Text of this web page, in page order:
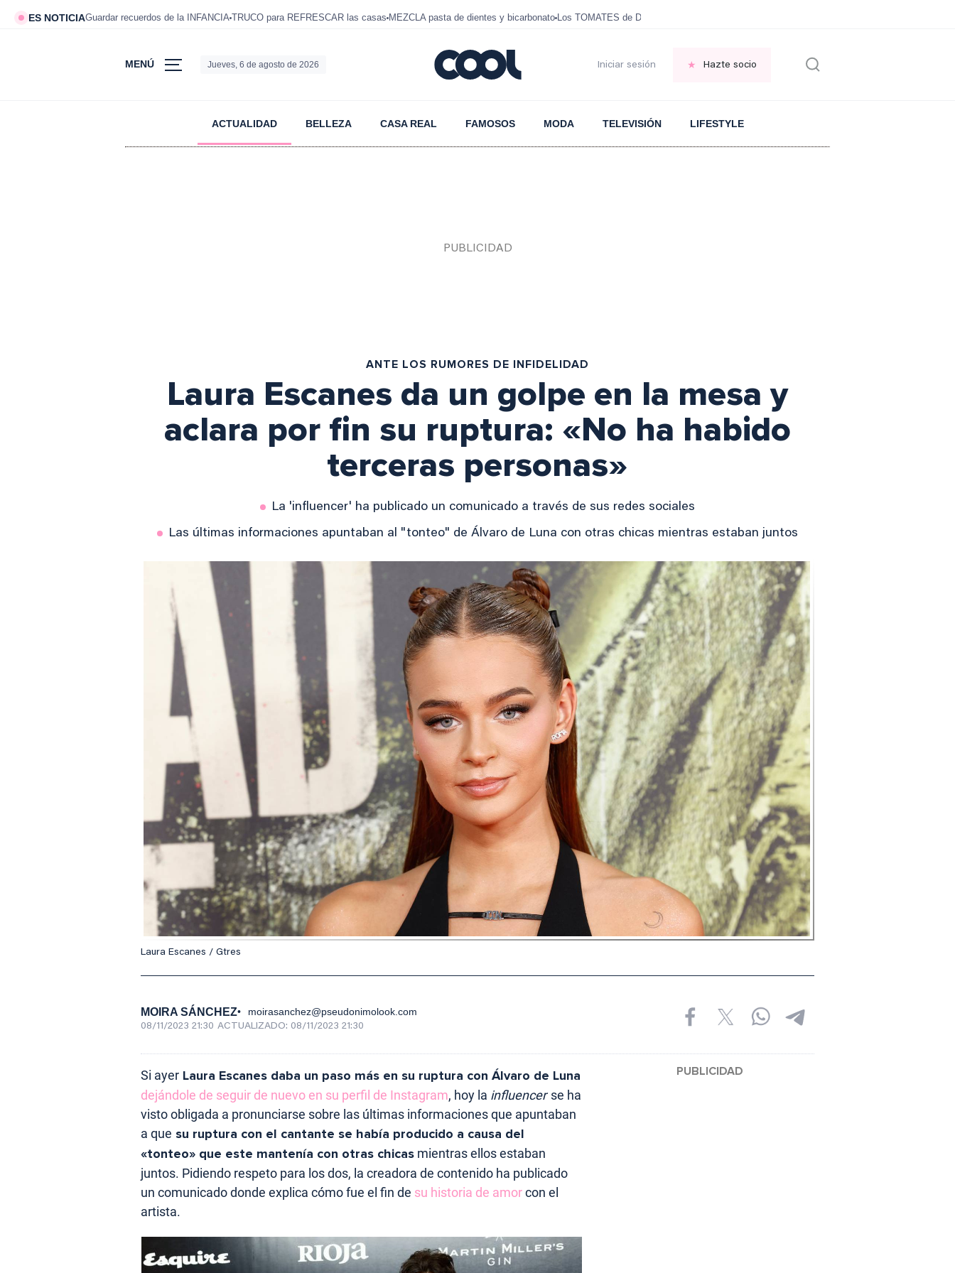
ES NOTICIAGuardar recuerdos de la INFANCIA TRUCO para REFRESCAR las casas MEZCLA pasta de dientes y bicarbonato Los TOMATES de Dani García
MENÚ Jueves, 6 de agosto de 2026 Iniciar sesión Hazte socio
ACTUALIDAD BELLEZA CASA REAL FAMOSOS MODA TELEVISIÓN LIFESTYLE
ANTE LOS RUMORES DE INFIDELIDAD
Laura Escanes da un golpe en la mesa y
aclara por fin su ruptura: «No ha habido
terceras personas»
La 'influencer' ha publicado un comunicado a través de sus redes sociales
Las últimas informaciones apuntaban al "tonteo" de Álvaro de Luna con otras chicas mientras estaban juntos
Laura Escanes / Gtres
MOIRA SÁNCHEZ moirasanchez@pseudonimolook.com
08/11/2023 21:30 ACTUALIZADO: 08/11/2023 21:30
Si ayer Laura Escanes daba un paso más en su ruptura con Álvaro de Luna
dejándole de seguir de nuevo en su perfil de Instagram, hoy la influencerse ha
visto obligada a pronunciarse sobre las últimas informaciones que apuntaban
a que su ruptura con el cantante se había producido a causa del
«tonteo» que este mantenía con otras chicas mientras ellos estaban
juntos. Pidiendo respeto para los dos, la creadora de contenido ha publicado
un comunicado donde explica cómo fue el fin de su historia de amorcon el
artista.